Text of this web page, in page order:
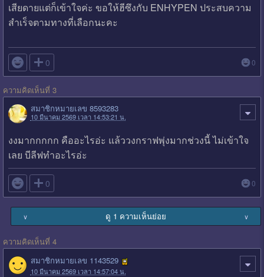
เสียดายแต่ก็เข้าใจค่ะ ขอให้ฮีซึงกับ ENHYPEN ประสบความ
สำเร็จตามทางที่เลือกนะคะ
 0 0
ความคิดเห็นที่ 3
สมาชิกหมายเลข 8593283
10 มีนาคม 2569 เวลา 14:53:21 น.
งงมากกกกก คืออะไรอ่ะ แล้ววงกราฟพุ่งมากช่วงนี้ ไม่เข้าใจ
เลย บีลีฟทำอะไรอ่ะ
 0 0
∨ ดู 1 ความเห็นย่อย ∨
ความคิดเห็นที่ 4
สมาชิกหมายเลข 1143529
10 มีนาคม 2569 เวลา 14:57:04 น.